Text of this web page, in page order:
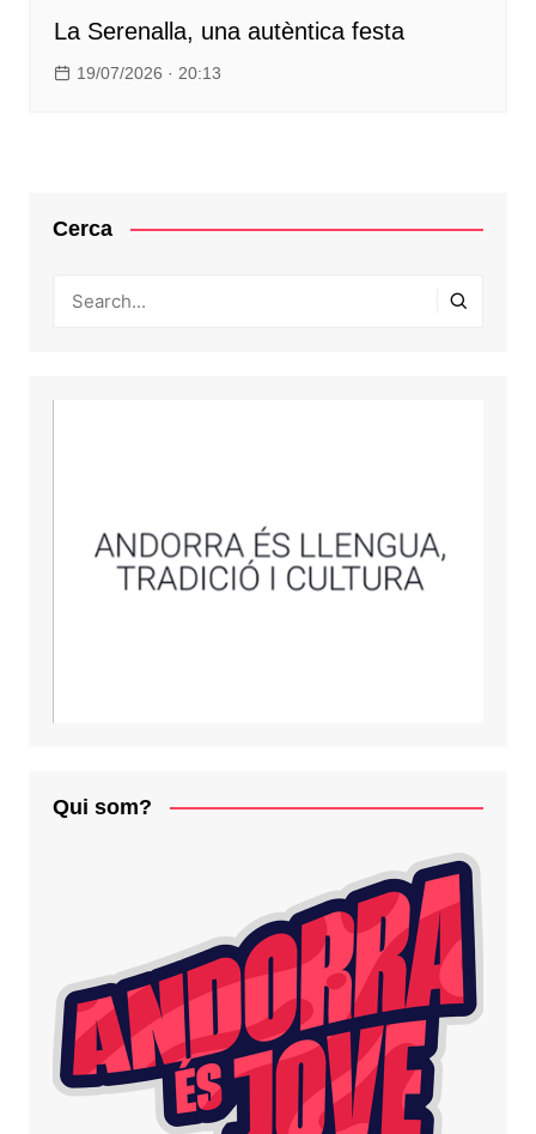
La Serenalla, una autèntica festa
19/07/2026 · 20:13
Cerca
Qui som?